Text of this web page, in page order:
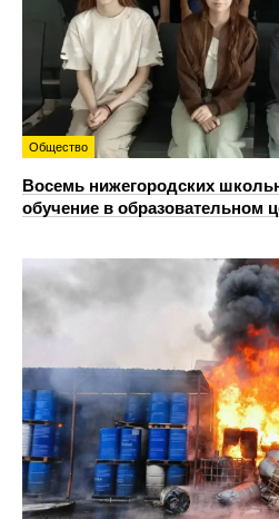
Общество
Восемь нижегородских
обучение в образовательном